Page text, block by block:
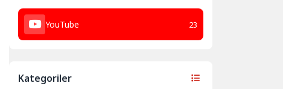
YouTube 23
Kategoriler